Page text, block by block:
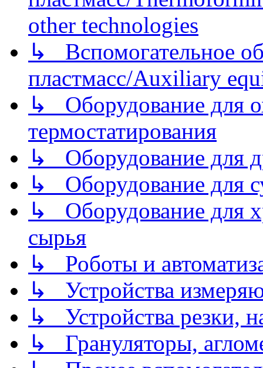
other technologies
↳ Вспомогательное
пластмасс/Auxiliary
↳ Оборудование для
термостатирования
↳ Оборудование для
↳ Оборудование для
↳ Оборудование для
сырья
↳ Роботы и
↳ Устройства
↳ Устройства резки,
↳ Грануляторы,